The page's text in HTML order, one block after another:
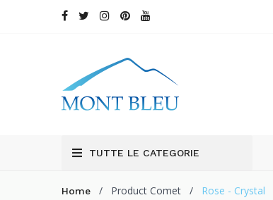
TUTTE LE CATEGORIE
Home / Product Comet / Rose - Crystal